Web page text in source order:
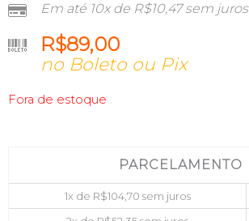
Em até 10x de R$10,47sem juros
R$89,00
no Boleto ou Pix
Fora de estoque
PARCELAMENTO
1x de R$104,70 sem juros